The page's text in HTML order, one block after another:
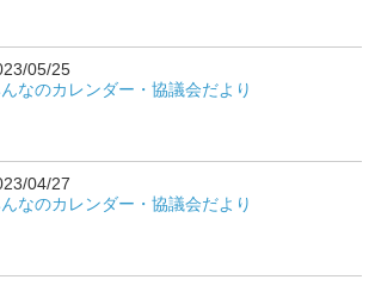
05/25
なのカレンダー・協議会だより
04/27
なのカレンダー・協議会だより